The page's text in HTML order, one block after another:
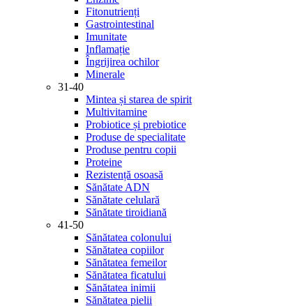
Fitonutrienți
Gastrointestinal
Imunitate
Inflamație
Îngrijirea ochilor
Minerale
31-40
Mintea și starea de spirit
Multivitamine
Probiotice și prebiotice
Produse de specialitate
Produse pentru copii
Proteine
Rezistență osoasă
Sănătate ADN
Sănătate celulară
Sănătate tiroidiană
41-50
Sănătatea colonului
Sănătatea copiilor
Sănătatea femeilor
Sănătatea ficatului
Sănătatea inimii
Sănătatea pielii